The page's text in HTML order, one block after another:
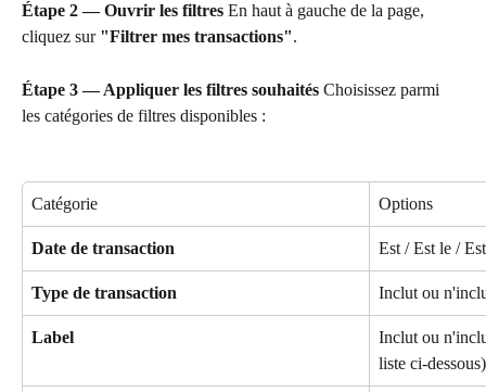
Étape 2 — Ouvrir les filtres En haut à gauche de la page,
cliquez sur "Filtrer mes transactions".
Étape 3 — Appliquer les filtres souhaités Choisissez parmi
les catégories de filtres disponibles :
Catégorie Options
Date de transaction Est / Est le /
Type de transaction Inclut ou
Label
Inclut ou
liste ci-dessous)